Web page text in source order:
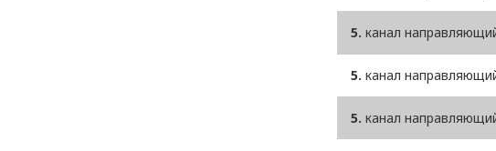
5. канал
5. канал
5. канал